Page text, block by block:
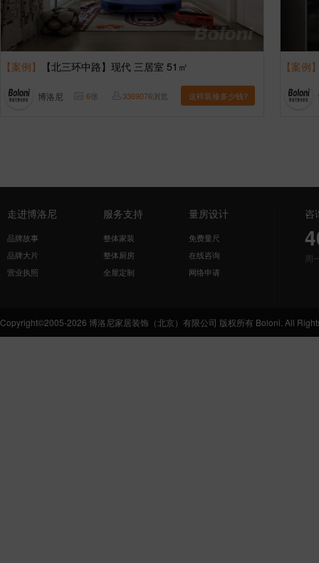
【案例】 【北三环中路】现代 三居室 51㎡
博洛尼 6张 3369076浏览 这样装修多少钱?
【案例
走进博洛尼
品牌故事
品牌大片
营业执照
服务支持
整体家装
整体厨房
全屋定制
量房设计
免费量尺
在线咨询
网络申请
咨
周
Copyright©2005-2026 博洛尼家居装饰（北京）有限公司 版权所有 Boloni. All